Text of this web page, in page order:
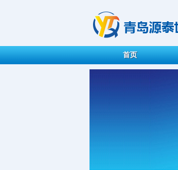
首页